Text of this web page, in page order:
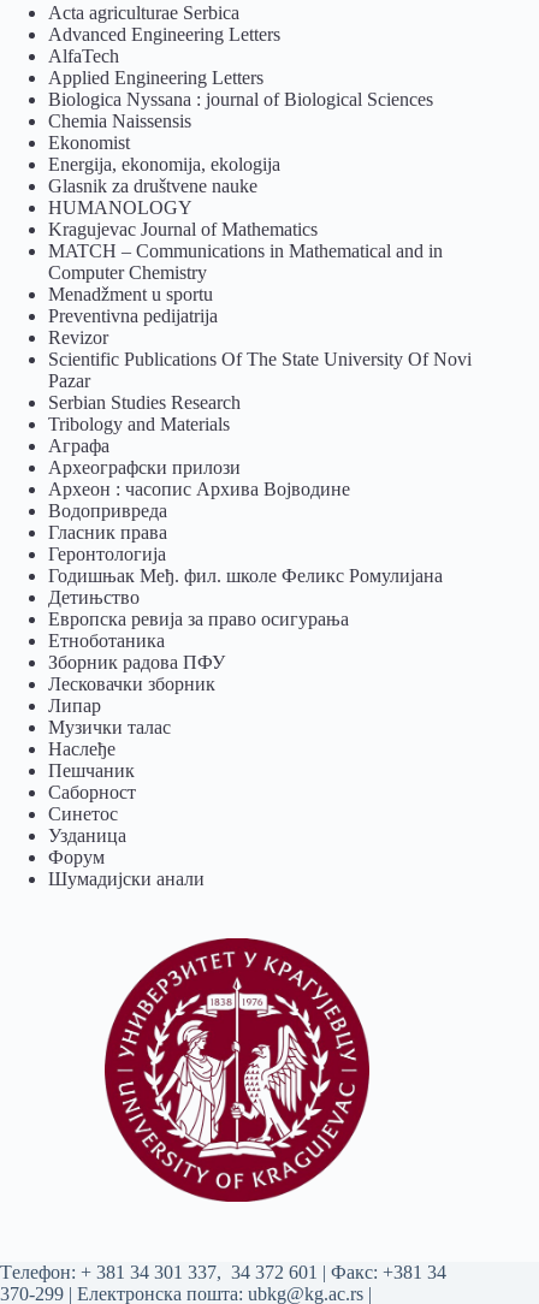
Acta agriculturae Serbica
Advanced Engineering Letters
AlfaTech
Applied Engineering Letters
Biologica Nyssana : journal of Biological Sciences
Chemia Naissensis
Ekonomist
Energija, ekonomija, ekologija
Glasnik za društvene nauke
HUMANOLOGY
Kragujevac Journal of Mathematics
MATCH – Communications in Mathematical and in
Computer Chemistry
Menadžment u sportu
Preventivna pedijatrija
Revizor
Scientific Publications Of The State University Of Novi
Pazar
Serbian Studies Research
Tribology and Materials
Аграфа
Археографски прилози
Археон : часопис Архива Војводине
Водопривреда
Гласник права
Геронтологија
Годишњак Међ. фил. школе Феликс Ромулијана
Детињство
Европска ревија за право осигурања
Eтноботаника
Зборник радова ПФУ
Лесковачки зборник
Липар
Музички талас
Наслеђе
Пешчаник
Саборност
Синетос
Узданица
Форум
Шумадијски анали
Tелефон: + 381 34 301 337, 34 372 601 | Факс: +381 34
370-299 | Електронска пошта: ubkg@kg.ac.rs |